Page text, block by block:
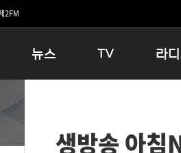
2FM
뉴스 TV
인생내컷
테마기행 길
라
16:00
우리 고
생방송 아침